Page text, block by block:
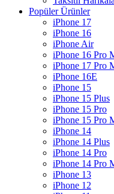
Popüler Ürünler
iPhone 17
iPhone 16
iPhone Air
iPhone 16 Pro
iPhone 17 Pro
iPhone 16E
iPhone 15
iPhone 15 Plus
iPhone 15 Pro
iPhone 15 Pro
iPhone 14
iPhone 14 Plus
iPhone 14 Pro
iPhone 14 Pro
iPhone 13
iPhone 12